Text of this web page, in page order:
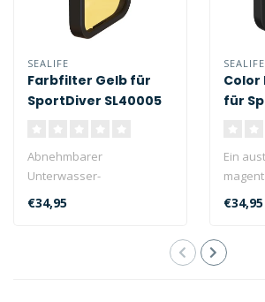
SEALIFE
Farbfilter Gelb für
SportDiver SL40005
Abnehmbarer
Unterwasser-
Farbkorrekturfilter
(SL40005) für den
€34,95
SEALIFE
Color
für
Ein
€34,95